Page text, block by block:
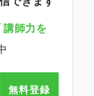
講師力を
無料登録